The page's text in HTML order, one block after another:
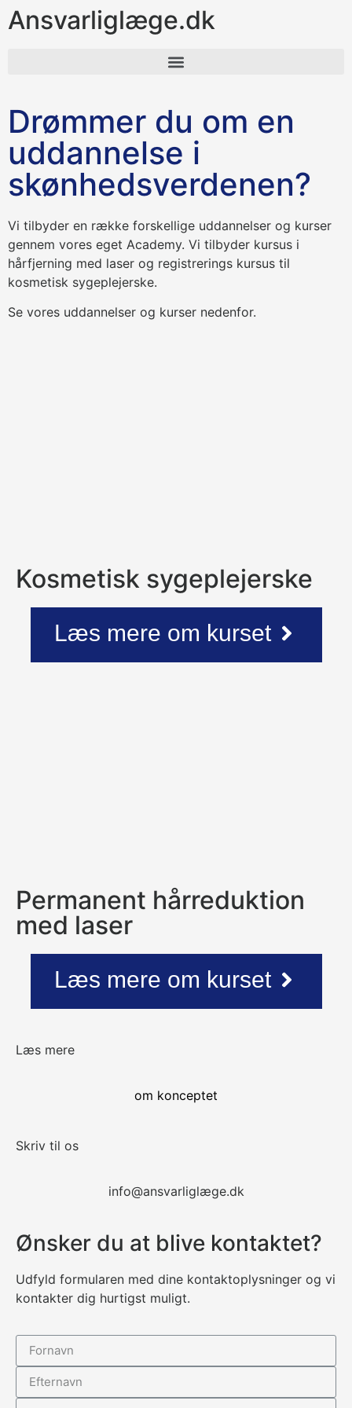
Ansvarliglæge.dk
Drømmer du om en
uddannelse i
skønhedsverdenen?
Vi tilbyder en række forskellige uddannelser og kurser
gennem vores eget Academy. Vi tilbyder kursus i
hårfjerning med laser og registrerings kursus til
kosmetisk sygeplejerske.
Se vores uddannelser og kurser nedenfor.
Kosmetisk sygeplejerske
Læs mere om kurset
Permanent hårreduktion
med laser
Læs mere om kurset
Læs mere
om konceptet
Skriv til os
info@ansvarliglæge.dk
Ønsker du at blive kontaktet?
Udfyld formularen med dine kontaktoplysninger og vi
kontakter dig hurtigst muligt.